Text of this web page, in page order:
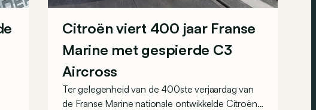
Citroën viert 400 jaar Franse
Marine met gespierde C3
Aircross
Ter gelegenheid van de 400ste verjaardag van
de Franse Marine nationale ontwikkelde Citroën